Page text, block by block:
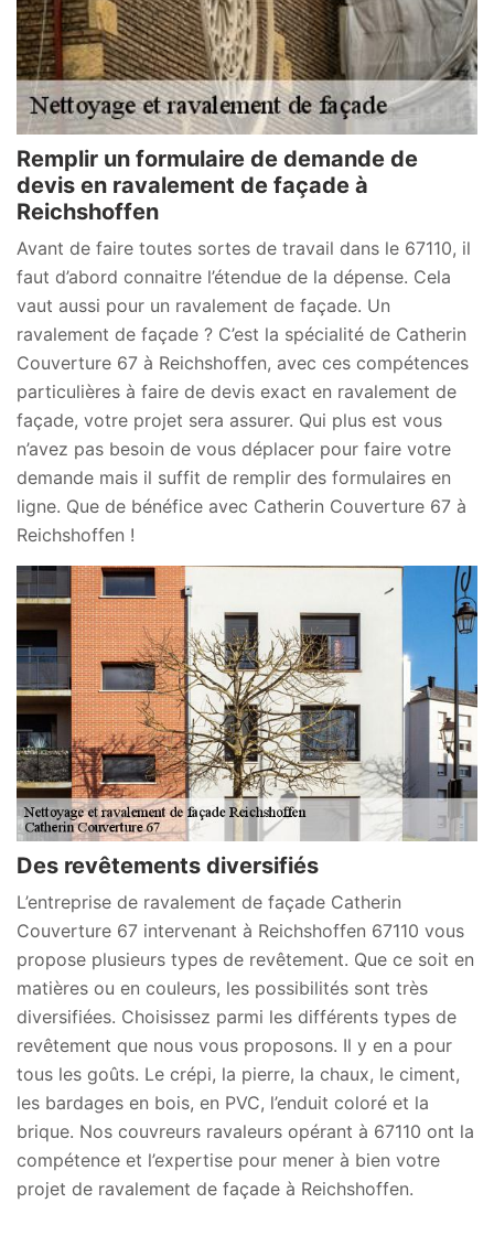
Remplir un formulaire de demande de
devis en ravalement de façade à
Reichshoffen
Avant de faire toutes sortes de travail dans le 67110, il
faut d’abord connaitre l’étendue de la dépense. Cela
vaut aussi pour un ravalement de façade. Un
ravalement de façade ? C’est la spécialité de Catherin
Couverture 67 à Reichshoffen, avec ces compétences
particulières à faire de devis exact en ravalement de
façade, votre projet sera assurer. Qui plus est vous
n’avez pas besoin de vous déplacer pour faire votre
demande mais il suffit de remplir des formulaires en
ligne. Que de bénéfice avec Catherin Couverture 67 à
Reichshoffen !
Des revêtements diversifiés
L’entreprise de ravalement de façade Catherin
Couverture 67 intervenant à Reichshoffen 67110 vous
propose plusieurs types de revêtement. Que ce soit en
matières ou en couleurs, les possibilités sont très
diversifiées. Choisissez parmi les différents types de
revêtement que nous vous proposons. Il y en a pour
tous les goûts. Le crépi, la pierre, la chaux, le ciment,
les bardages en bois, en PVC, l’enduit coloré et la
brique. Nos couvreurs ravaleurs opérant à 67110 ont la
compétence et l’expertise pour mener à bien votre
projet de ravalement de façade à Reichshoffen.